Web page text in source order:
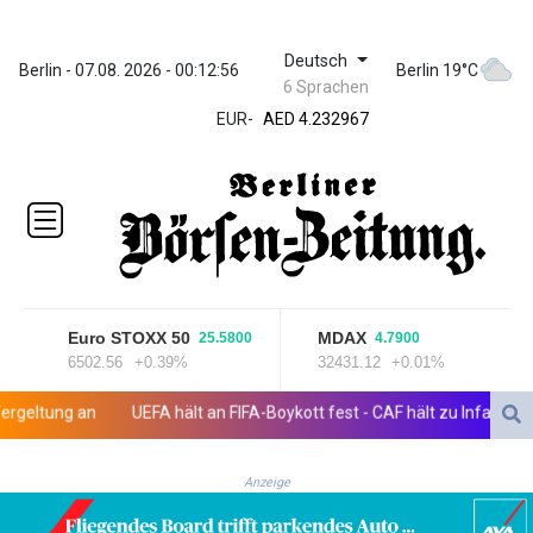
Berlin - 07.08. 2026 - 00:12:56 Deutsch
6 Sprachen
Berlin 19°C
EUR-
ZWL 371.095165
AED 4.232967
AED 4.232967
ALL 93.095382
AMD
422.092766
AOA
1057.968242
1728.428661
AUD 1.638336
AZN 1.961602
BDT 142.623742
Euro STOXX 50 25.5800
6502.56 +0.39%
MDAX 4.7900
32431.12 +0.01%
an UEFA hält an FIFA-Boykott fest - CAF hält zu Infantino
Anzeige